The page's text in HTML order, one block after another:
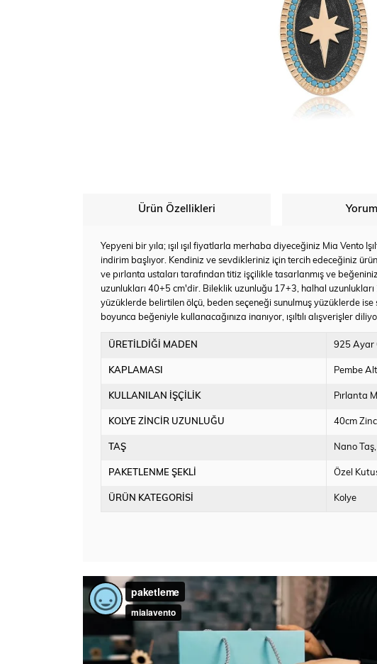
Ürün Özellikleri
Yepyeni bir yıla; ışıl ışıl fiyatlarla merhaba diyeceğiniz Mia Vento
indirim başlıyor. Kendiniz ve sevdikleriniz için tercih edeceğiniz
ve pırlanta ustaları tarafından titiz işçilikle tasarlanmış ve
uzunlukları 40+5 cm'dir. Bileklik uzunluğu 17+3, halhal
yüzüklerde belirtilen ölçü, beden seçeneği sunulmuş yüzüklerde
boyunca beğeniyle kullanacağınıza inanıyor, ışıltılı alışverişler
ÜRETİLDİĞİ MADEN 925 Ayar
KAPLAMASI Pembe
KULLANILAN İŞÇİLİK Pırlanta
KOLYE ZİNCİR UZUNLUĞU 40cm
TAŞ Nano Taş
PAKETLENME ŞEKLİ Özel
ÜRÜN KATEGORİSİ Kolye